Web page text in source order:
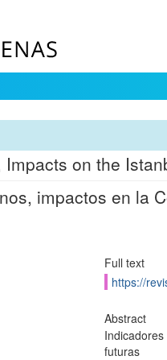
on the
impactos en la
Full text
https://
Abstract
futuras